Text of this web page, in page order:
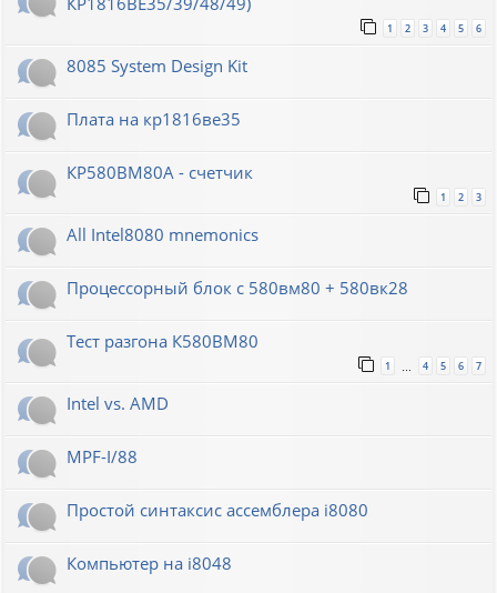
1 2 3 4 5 6
8085 System Design Kit
Плата на кр1816ве35
КР580ВМ80А - счетчик
1 2 3
All Intel8080 mnemonics
Процессорный блок с 580вм80 + 580вк28
Тест разгона К580ВМ80
1 … 4 5 6 7
Intel vs. AMD
MPF-I/88
Простой синтаксис ассемблера i8080
Компьютер на i8048